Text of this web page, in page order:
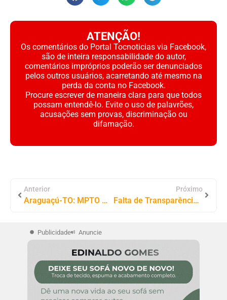
ATENÇÃO!
Os comentários do Portal Tocnoticias via Facebook,
são de inteira responsabilidade do autor,
comentários impróprios poderão ser denunciados
pelos outros usuários, acarretando até mesmo na
perda da conta no Facebook.
Procure escrever de maneira clara para que todos
possam entendê-lo. Evite o uso de palavrões,
acusações sem provas, discriminação ou
difamação.
Anterior
Araguaçú-TO: MPTO Abre Investigação Sobre Compra de Varredoura de R$129,9 Mil que Supostamente Não Serve Para o Município
Próximo
Falta de Transparência: Associação Tocantinense de Municípios (ATM) Entra na Mira do MPTO
Publicidade Anuncie